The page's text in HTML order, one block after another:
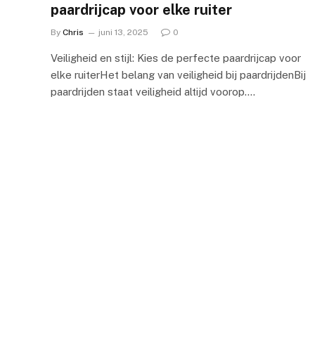
paardrijcap voor elke ruiter
By Chris juni 13, 2025 0
Veiligheid en stijl: Kies de perfecte paardrijcap voor
elke ruiterHet belang van veiligheid bij paardrijdenBij
paardrijden staat veiligheid altijd voorop.…